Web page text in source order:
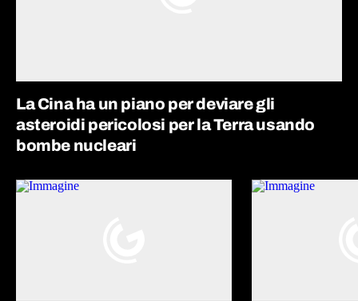
La Cina ha un piano per deviare gli
asteroidi pericolosi per la Terra usando
bombe nucleari